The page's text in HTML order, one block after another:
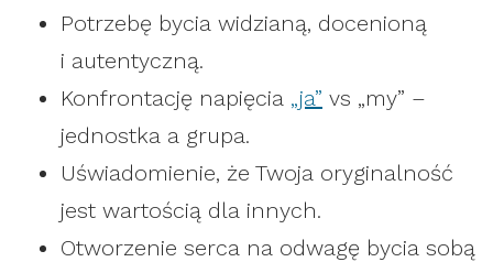
Potrzebę bycia widzianą, docenioną
i autentyczną.
Konfrontację napięcia „ja” vs „my” –
jednostka a grupa.
Uświadomienie, że Twoja oryginalność
jest wartością dla innych.
Otworzenie serca na odwagę bycia sobą